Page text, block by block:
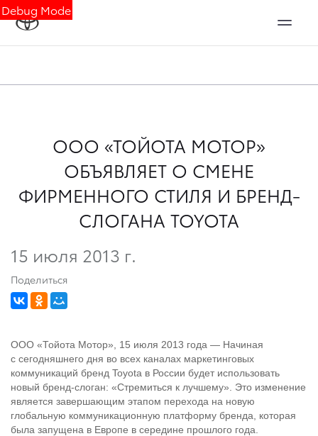
Debug Mode
ООО «ТОЙОТА МОТОР»
ОБЪЯВЛЯЕТ О СМЕНЕ
ФИРМЕННОГО СТИЛЯ И БРЕНД-
СЛОГАНА TOYOTA
15 июля 2013 г.
Поделиться
ООО «Тойота Мотор», 15 июля 2013 года — Начиная
с сегодняшнего дня во всех каналах маркетинговых
коммуникаций бренд Toyota в России будет использовать
новый бренд-слоган: «Стремиться к лучшему». Это изменение
является завершающим этапом перехода на новую
глобальную коммуникационную платформу бренда, которая
была запущена в Европе в середине прошлого года.